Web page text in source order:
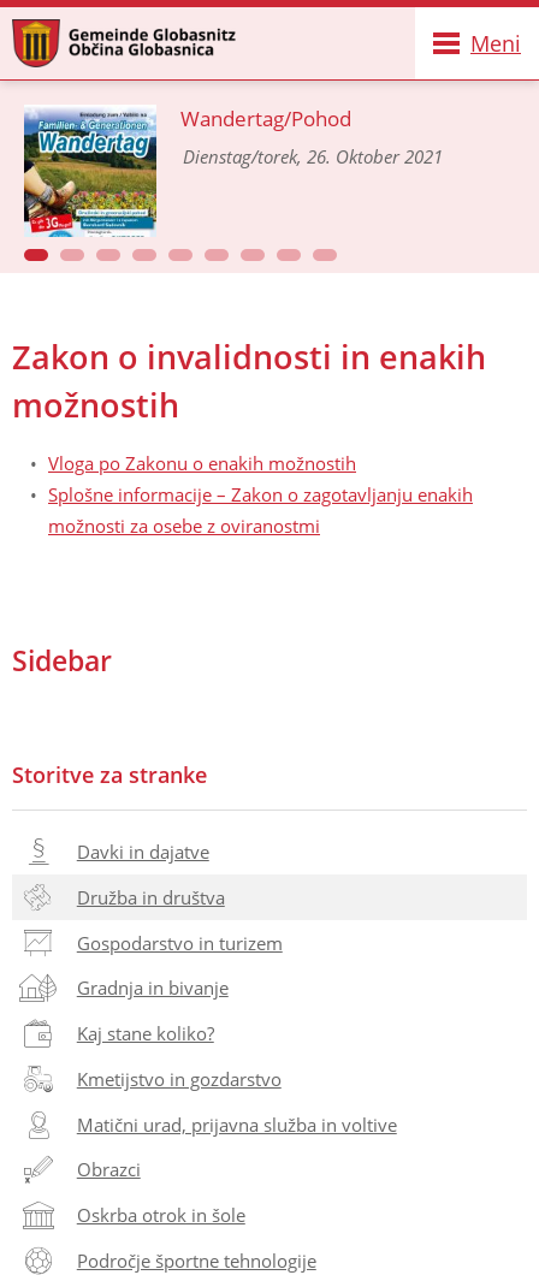
Meni
Wandertag/Pohod
Dienstag/torek, 26. Oktober 2021
Zakon o invalidnosti in enakih
možnostih
Vloga po Zakonu o enakih možnostih
Splošne informacije – Zakon o zagotavljanju enakih
možnosti za osebe z oviranostmi
Sidebar
Storitve za stranke
Davki in dajatve
Družba in društva
Gospodarstvo in turizem
Gradnja in bivanje
Kaj stane koliko?
Kmetijstvo in gozdarstvo
Matični urad, prijavna služba in voltive
Obrazci
Oskrba otrok in šole
Področje športne tehnologije